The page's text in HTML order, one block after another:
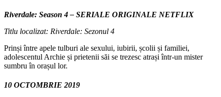
Riverdale: Season 4 – SERIALE ORIGINALE NETFLIX
Titlu localizat: Riverdale: Sezonul 4
Prinși între apele tulburi ale sexului, iubirii, școlii și familiei,
adolescentul Archie și prietenii săi se trezesc atrași într-un mister
sumbru în orașul lor.
10 OCTOMBRIE 2019